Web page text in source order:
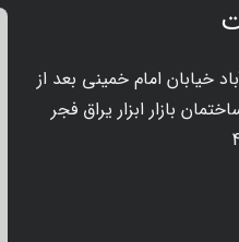
خیابان امام خمینی بعد از
بازار ابزار یراق فجر